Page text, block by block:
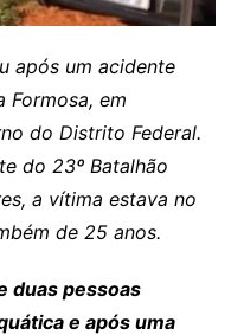
após um acidente
Formosa, em
do Distrito Federal.
do 23º Batalhão
a vítima estava no
de 25 anos.
duas pessoas
e após uma